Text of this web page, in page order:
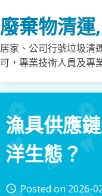
to
content
廢棄物清
居家、公司行號垃圾清
可，專業技術人員及專
漁具供應
洋生態？
access_time Posted on 2026-